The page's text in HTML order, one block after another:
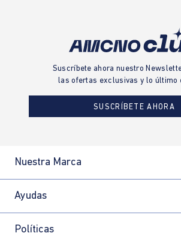
Suscríbete ahora nuestro
las ofertas exclusivas y lo último
SUSCRÍBETE AHORA
Nuestra Marca
Ayudas
Políticas